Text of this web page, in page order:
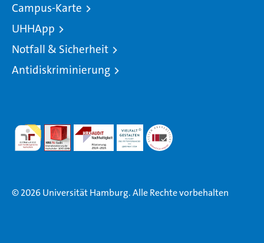
Campus-Karte
UHHApp
Notfall & Sicherheit
Antidiskriminierung
© 2026 Universität Hamburg. Alle Rechte vorbehalten